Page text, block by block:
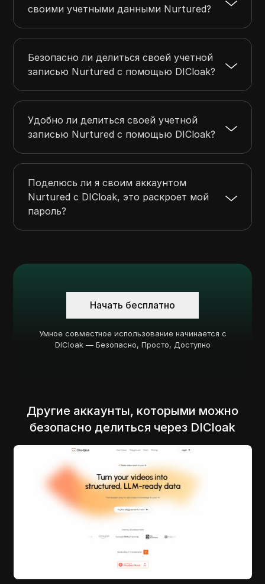
своими учетными данными Nurtured?
Безопасно ли делиться своей учетной
записью Nurtured с помощью DICloak?
Удобно ли делиться своей учетной
записью Nurtured с помощью DICloak?
Поделюсь ли я своим аккаунтом
Nurtured с DICloak, это раскроет мой
пароль?
Начать бесплатно
Умное совместное использование начинается с
DICloak — Безопасно, Просто, Доступно
Другие аккаунты, которыми можно
безопасно делиться через DICloak